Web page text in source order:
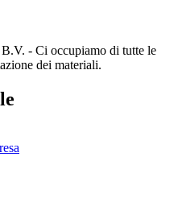
- Ci occupiamo di tutte le
dei materiali.